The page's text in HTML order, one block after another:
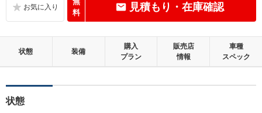
料
見積もり・在庫確認
状態 装備
購入
プラン
販売店
情報
車種
スペック
状態